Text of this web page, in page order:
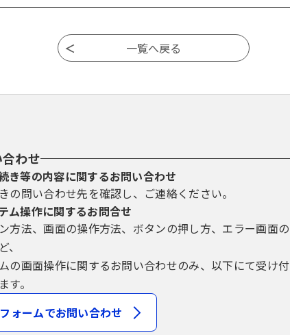
わせ
き等の内容に関するお問い合わせ
の問い合わせ先を確認し、ご連絡ください。
ム操作に関するお問合せ
方法、画面の操作方法、ボタンの押し方、エラー画面の
、
の画面操作に関するお問い合わせのみ、以下にて受け付
す。
フォームでお問い合わせ